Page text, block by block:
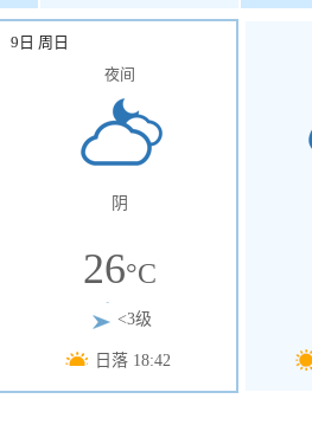
9日 周日
夜间
阴
26°C
<3级
日落 18:42